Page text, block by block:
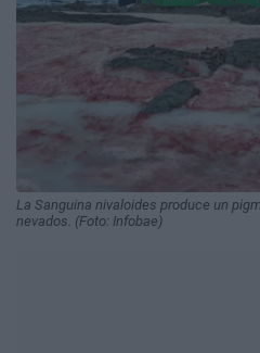
La Sanguina nivaloides produce un
nevados. (Foto: Infobae)